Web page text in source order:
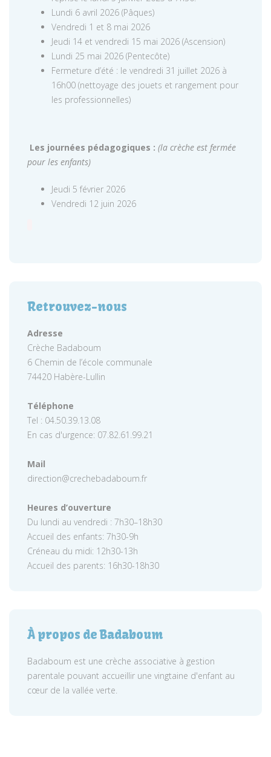
Lundi 6 avril 2026 (Pâques)
Vendredi 1 et 8 mai 2026
Jeudi 14 et vendredi 15 mai 2026 (Ascension)
Lundi 25 mai 2026 (Pentecôte)
Fermeture d’été : le vendredi 31 juillet 2026 à
16h00 (nettoyage des jouets et rangement pour
les professionnelles)
Les journées pédagogiques : (la crèche est fermée
pour les enfants)
Jeudi 5 février 2026
Vendredi 12 juin 2026
Retrouvez-nous
Adresse
Crèche Badaboum
6 Chemin de l’école communale
74420 Habère-Lullin
Téléphone
Tel : 04.50.39.13.08
En cas d'urgence: 07.82.61.99.21
Mail
direction@crechebadaboum.fr
Heures d’ouverture
Du lundi au vendredi : 7h30–18h30
Accueil des enfants: 7h30-9h
Créneau du midi: 12h30-13h
Accueil des parents: 16h30-18h30
À propos de Badaboum
Badaboum est une crèche associative à gestion
parentale pouvant accueillir une vingtaine d'enfant au
cœur de la vallée verte.